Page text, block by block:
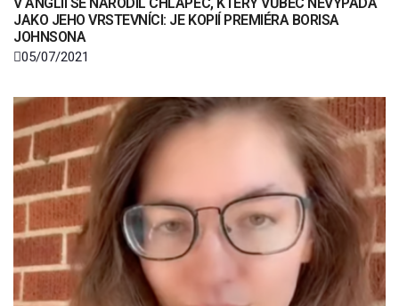
JAKO JEHO VRSTEVNÍCI: JE KOPIÍ PREMIÉRA BORISA
JOHNSONA
05/07/2021